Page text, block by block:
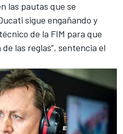
las pautas que se
sigue engañando y
de la FIM para que
las reglas”, sentencia el